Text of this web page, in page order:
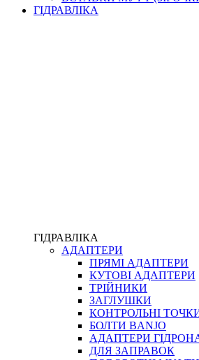
ЛІЧИЛЬНИКИ І ВИТРАТОМІРИ
КОТУШКИ ДЛЯ ШЛАНГІВ
ФІТИНГИ ДІАГНОСТИЧНІ
АКСЕСУАРИ
ТРУБКИ ТА КОМПЛЕКТУЮЧІ
ФІТИНГИ ГІДРАВЛІЧНІ
ФІТИНГИ КОНДИЦІОНЕРНІ
ЗАХИСТ РУКАВІВ
ФІТИНГИ KARCHER
ФІТИНГИ НА ПІДЙОМ КАБІНИ
ГІДРАВЛІКА
ГІДРАВЛІКА
АДАПТЕРИ
ПРЯМІ АДАПТЕРИ
КУТОВІ АДАПТЕРИ
ТРІЙНИКИ
ЗАГЛУШКИ
КОНТРОЛЬНІ
БОЛТИ BANJO
АДАПТЕРИ
ДЛЯ ЗАПРАВОК